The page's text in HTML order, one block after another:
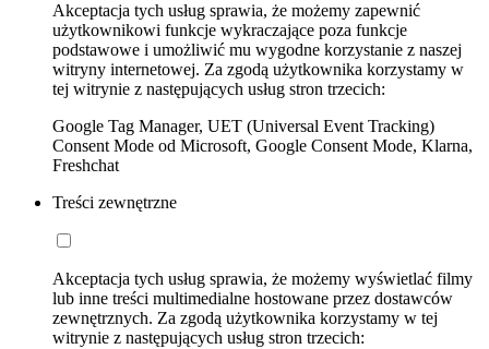
Akceptacja tych usług sprawia, że możemy zapewnić
użytkownikowi funkcje wykraczające poza funkcje
podstawowe i umożliwić mu wygodne korzystanie z naszej
witryny internetowej. Za zgodą użytkownika korzystamy w
tej witrynie z następujących usług stron trzecich:
Google Tag Manager, UET (Universal Event Tracking)
Consent Mode od Microsoft, Google Consent Mode, Klarna,
Freshchat
Treści zewnętrzne
Akceptacja tych usług sprawia, że możemy wyświetlać filmy
lub inne treści multimedialne hostowane przez dostawców
zewnętrznych. Za zgodą użytkownika korzystamy w tej
witrynie z następujących usług stron trzecich: